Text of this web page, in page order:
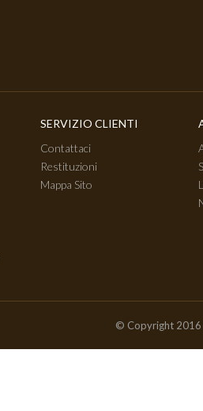
SERVIZIO CLIENTI
Contattaci
Restituzioni
Mappa Sito
© Copyright 2016